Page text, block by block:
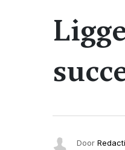
Door